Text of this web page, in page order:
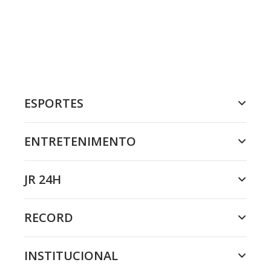
ESPORTES
ENTRETENIMENTO
JR 24H
RECORD
INSTITUCIONAL